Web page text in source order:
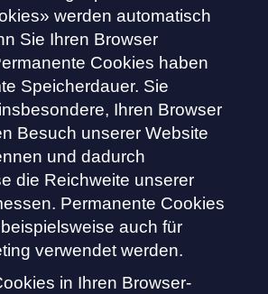
werden automatisch
Sie Ihren Browser
Cookies haben
Speicherdauer. Sie
Ihren Browser
Besuch unserer Website
und dadurch
die Reichweite unserer
Permanente Cookies
auch für
verwendet werden.
in Ihren Browser-